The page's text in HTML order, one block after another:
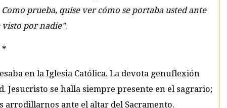
prueba, quise ver cómo se portaba usted ante
por nadie”.
en la Iglesia Católica. La devota genuflexión
Jesucristo­ se halla siempre presente en el sagrario;
ante el altar del Sacramento.